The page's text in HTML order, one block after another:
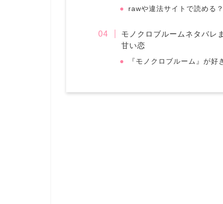
rawや違法サイトで読める？
モノクロブルームネタバレ
甘い恋
『モノクロブルーム』が